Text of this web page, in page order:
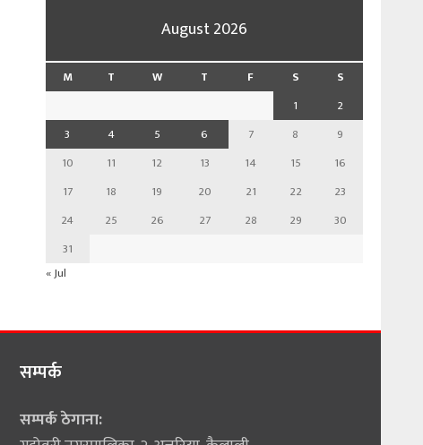
August 2026
M T W T F S
S
1
2
3
4 5 6 7 8
9
10
11 12 13 14 15
16
17
18 19 20 21 22
23
24
25 26 27 28 29
30
31
« Jul
सम्पर्क
सम्पर्क ठेगाना: